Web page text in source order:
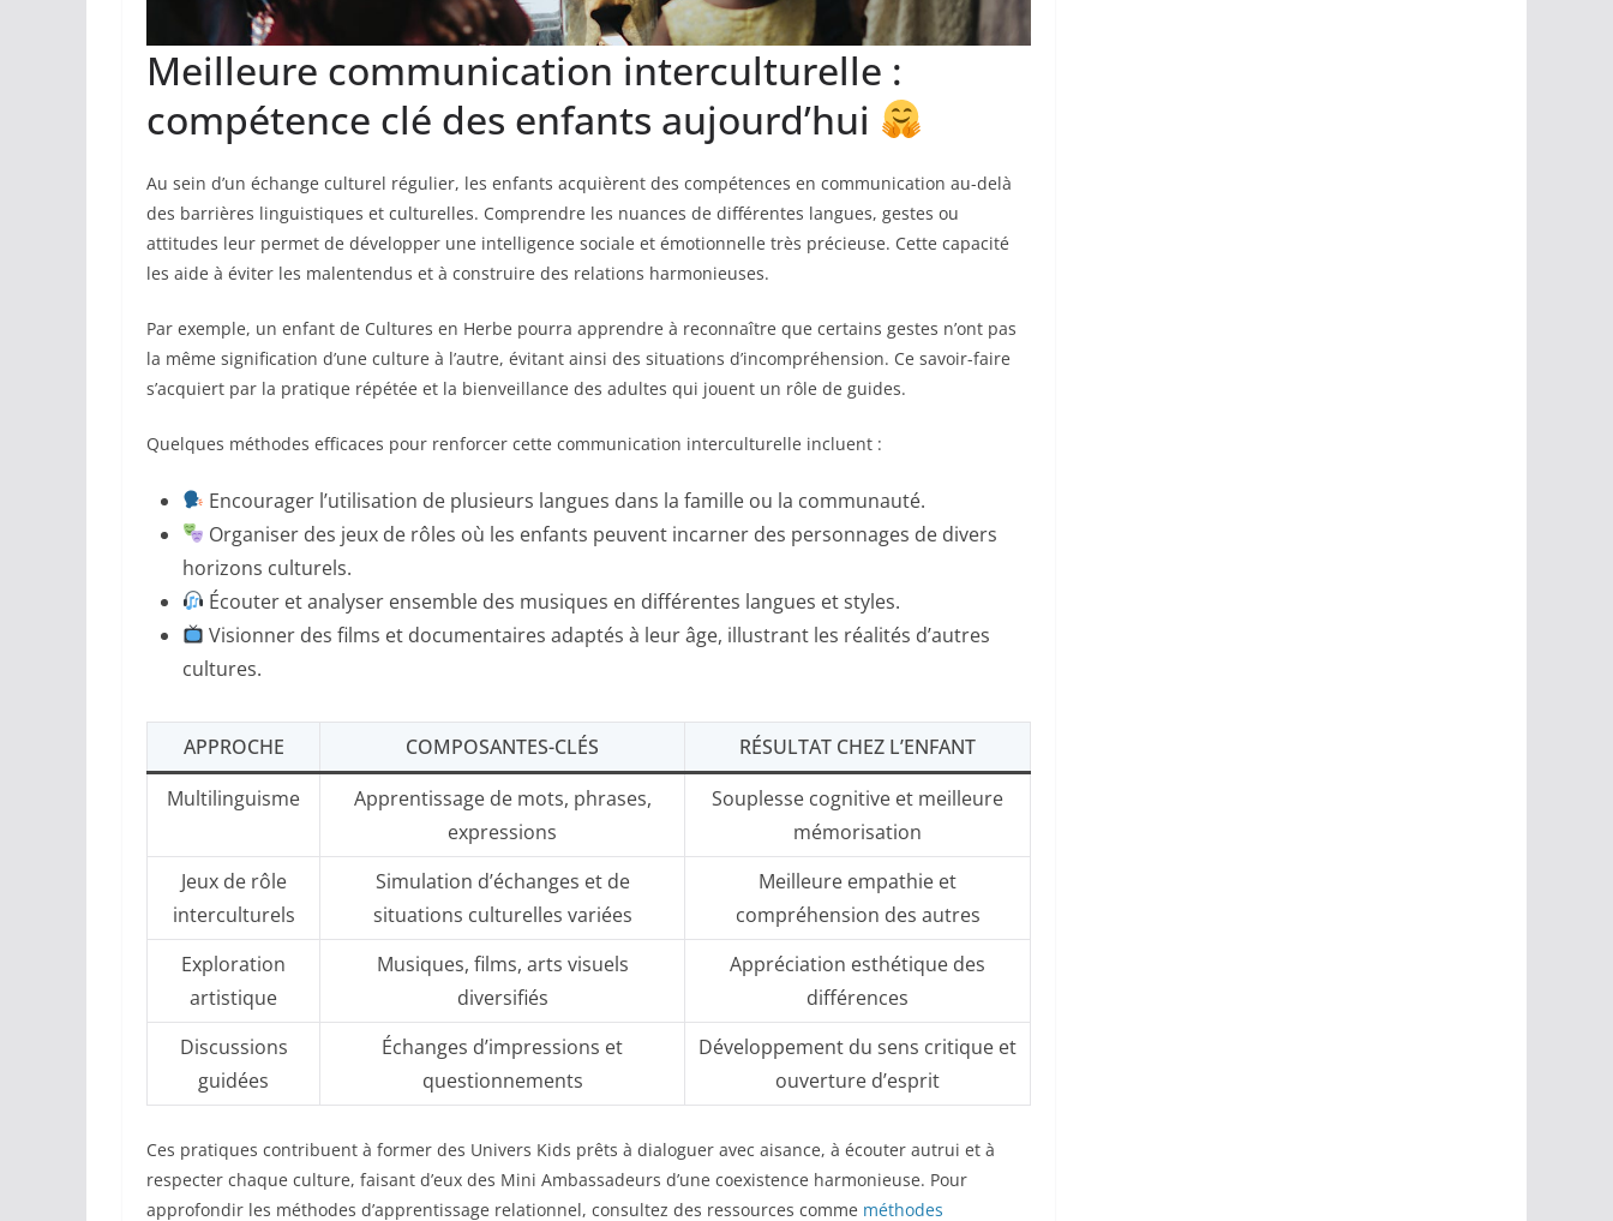
Meilleure communication interculturelle :
compétence clé des enfants aujourd’hui
Au sein d’un échange culturel régulier, les enfants acquièrent des compétences en communication au-delà
des barrières linguistiques et culturelles. Comprendre les nuances de différentes langues, gestes ou
attitudes leur permet de développer une intelligence sociale et émotionnelle très précieuse. Cette capacité
les aide à éviter les malentendus et à construire des relations harmonieuses.
Par exemple, un enfant de Cultures en Herbe pourra apprendre à reconnaître que certains gestes n’ont pas
la même signification d’une culture à l’autre, évitant ainsi des situations d’incompréhension. Ce savoir-faire
s’acquiert par la pratique répétée et la bienveillance des adultes qui jouent un rôle de guides.
Quelques méthodes efficaces pour renforcer cette communication interculturelle incluent :
Encourager l’utilisation de plusieurs langues dans la famille ou la communauté.
Organiser des jeux de rôles où les enfants peuvent incarner des personnages de divers
horizons culturels.
Écouter et analyser ensemble des musiques en différentes langues et styles.
Visionner des films et documentaires adaptés à leur âge, illustrant les réalités d’autres
cultures.
APPROCHE COMPOSANTES-CLÉS
RÉSULTAT CHEZ L’ENFANT
Multilinguisme
Apprentissage de mots, phrases,
expressions
Souplesse cognitive et meilleure
mémorisation
Jeux de rôle
interculturels
Simulation d’échanges et de
situations culturelles variées
Meilleure empathie et
compréhension des autres
Exploration
artistique
Musiques, films, arts visuels
diversifiés
Appréciation esthétique des
différences
Discussions
guidées
Échanges d’impressions et
questionnements
Développement du sens critique et
ouverture d’esprit
Ces pratiques contribuent à former des Univers Kids prêts à dialoguer avec aisance, à écouter autrui et à
respecter chaque culture, faisant d’eux des Mini Ambassadeurs d’une coexistence harmonieuse. Pour
approfondir les méthodes d’apprentissage relationnel, consultez des ressources comme méthodes